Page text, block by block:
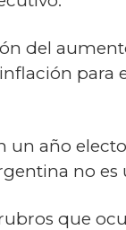
del
para
un año
no es
que